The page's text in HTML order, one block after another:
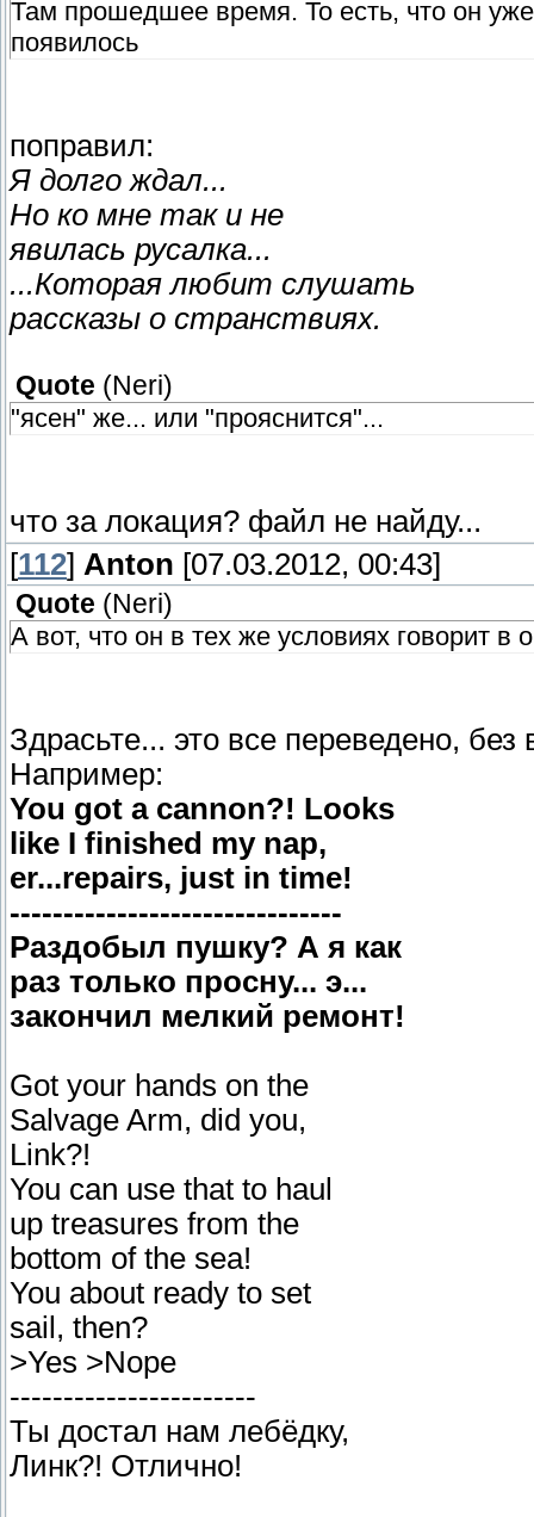
Там прошедшее время. То есть, что он
появилось
поправил:
Я долго ждал...
Но ко мне так и не
явилась русалка...
...Которая любит слушать
рассказы о странствиях.
Quote (Neri)
"ясен" же... или "прояснится"...
что за локация? файл не найду...
[112] Anton [07.03.2012, 00:43]
Quote (Neri)
А вот, что он в тех же условиях говорит в
Здрасьте... это все переведено, без
Например:
You got a cannon?! Looks
like I finished my nap,
er...repairs, just in time!
-------------------------------
Раздобыл пушку? А я как
раз только просну... э...
закончил мелкий ремонт!
Got your hands on the
Salvage Arm, did you,
Link?!
You can use that to haul
up treasures from the
bottom of the sea!
You about ready to set
sail, then?
>Yes >Nope
-----------------------
Ты достал нам лебёдку,
Линк?! Отлично!